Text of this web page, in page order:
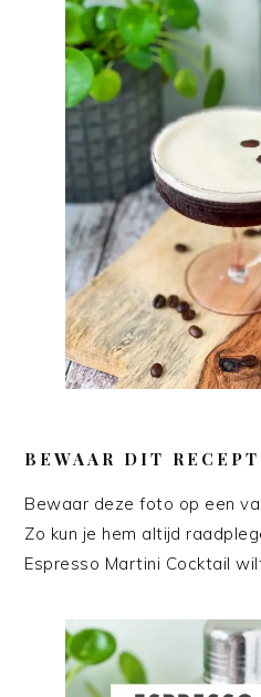
BEWAAR DIT
Bewaar deze foto op een
Zo kun je hem altijd
Espresso Martini Cocktail